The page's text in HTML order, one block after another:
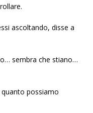
ascoltando, disse a
sembra che stiano…
possiamo